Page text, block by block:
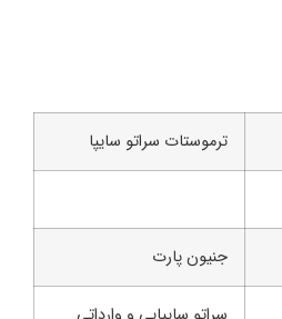
ترموستات سراتو سایپا
جنیون پارت